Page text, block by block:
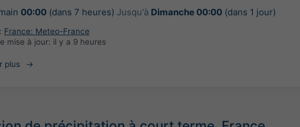
00:00(dans 7 heures) Jusqu'à Dimanche 00:00(dans 1 jour)
France: Meteo-France
mise à jour: il y a 9 heures
plus